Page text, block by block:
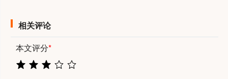
相关评论
本文评分*